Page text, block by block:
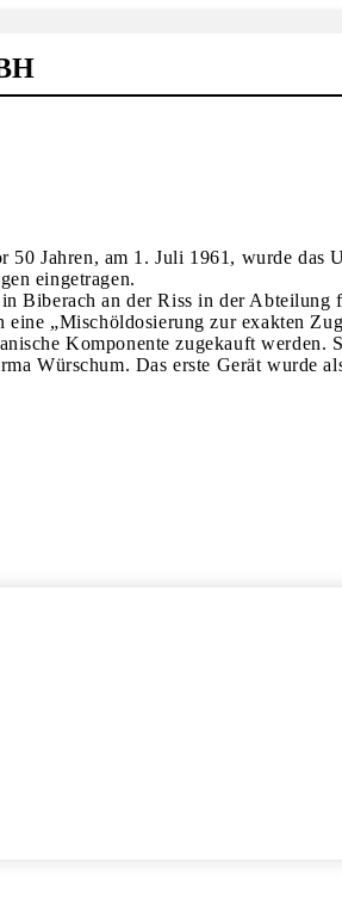
Jahren, am 1. Juli 1961, wurde das
eingetragen.
Biberach an der Riss in der Abteilung
„Mischöldosierung zur exakten
Komponente zugekauft werden.
Würschum. Das erste Gerät wurde